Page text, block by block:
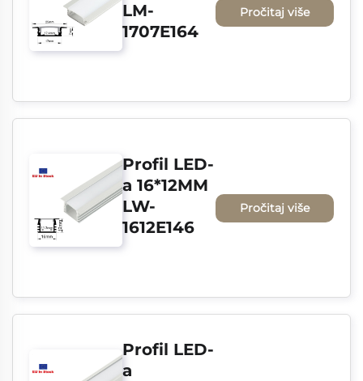
LM-
1707E164
Pročitaj više
Profil LED-
a 16*12MM
LW-
1612E146
Pročitaj više
Profil LED-
a